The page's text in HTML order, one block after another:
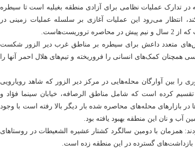
در تدارک عملیات نظامی برای آزادی منطقه بغیلیه است تا سیطره
انتظار می‌رود این عملیات آغازی بر سلسله عملیات زمینی در
متعدد داعش برای سیطره بر مناطق غرب دیر الزور شکست
همچنان کمک‌های انسانی را فروریخته و تیم‌های هلال احمر آنها را
را بین آوارگان محله‌هایی در مرکز دیر الزور که شاهد رویارویی
کرده است که شامل مناطق الرصافه، خیابان سینما فؤاد و
در بازارهای محله‌های محاصره شده بار دیگر بالا رفته است با وجود
آب و نان این منطقه بهبود یافته بود.
همزمان با دومین سالگرد کشتار عشیره الشعیطات در روستاهای
گسترده در این منطقه زده است.